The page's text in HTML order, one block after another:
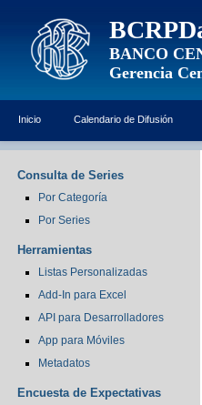
BANCO
Gerencia
Inicio Calendario de Difusión
Consulta de Series
Por Categoría
Por Series
Herramientas
Listas Personalizadas
Add-In para Excel
API para Desarrolladores
App para Móviles
Metadatos
Encuesta de Expectativas